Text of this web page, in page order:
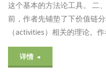
言-
划
这个基本的方法论工具。 二
前，作者先铺垫了下价值链
（activities）相关的理论。
详情